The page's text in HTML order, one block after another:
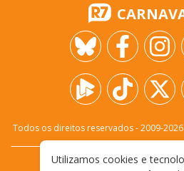
Todos os direitos reservados - 2009-2026
FALE CONOSCO
Utilizamos cookies e